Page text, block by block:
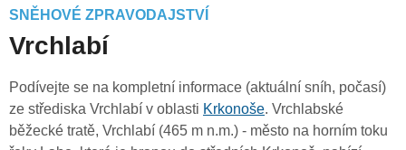
SNĚHOVÉ ZPRAVODAJSTVÍ
Vrchlabí
Podívejte se na kompletní informace (aktuální sníh, počasí)
ze střediska Vrchlabí v oblasti Krkonoše. Vrchlabské
běžecké tratě, Vrchlabí (465 m n.m.) - město na horním toku